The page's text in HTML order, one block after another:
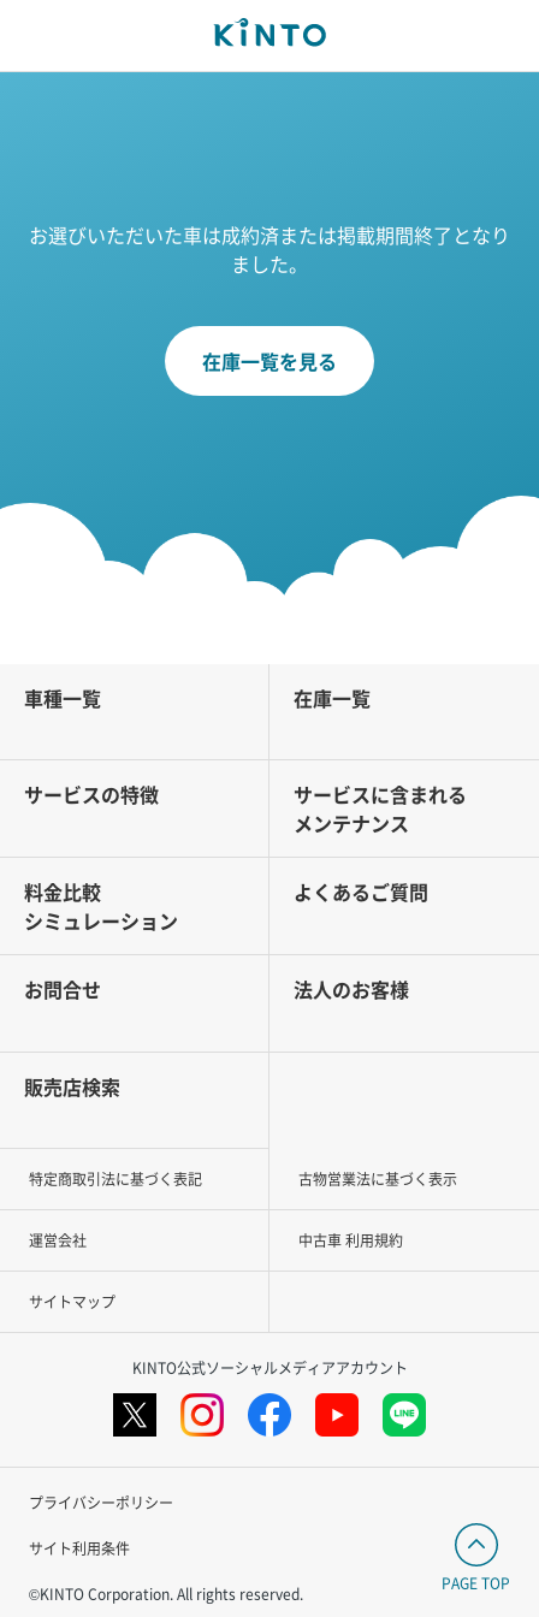
お選びいただいた車は成約済または掲載期間終了となり
ました。
在庫一覧を見る
車種一覧 在庫一覧
サービスの特徴
サービスに含まれる
メンテナンス
料金比較
シミュレーション
よくあるご質問
お問合せ 法人のお客様
販売店検索
特定商取引法に基づく表記 古物営業法に基づく表示
運営会社 中古車 利用規約
サイトマップ
KINTO公式ソーシャルメディアアカウント
プライバシーポリシー
サイト利用条件
©KINTO Corporation. All rights reserved.
PAGE TOP